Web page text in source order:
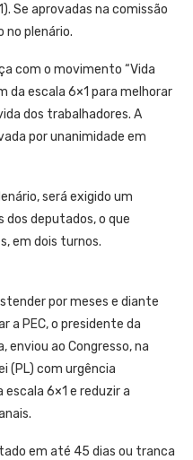
Se aprovadas na comissão
no plenário.
com o movimento “Vida
da escala 6×1 para melhorar
dos trabalhadores. A
por unanimidade em
será exigido um
deputados, o que
em dois turnos.
por meses e diante
a PEC, o presidente da
enviou ao Congresso, na
(PL) com urgência
6×1 e reduzir a
em até 45 dias ou tranca